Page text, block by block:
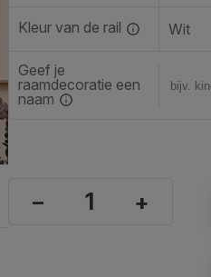
Kleur van de rail Wit
Geef je
raamdecoratie een
naam
– +